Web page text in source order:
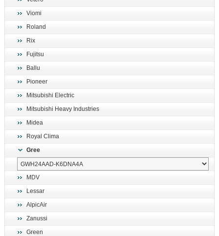
Viomi
Roland
Rix
Fujitsu
Ballu
Pioneer
Mitsubishi Electric
Mitsubishi Heavy Industries
Midea
Royal Clima
Gree
MDV
Lessar
AlpicAir
Zanussi
Green